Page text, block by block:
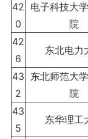
42
0
电子科技大
院
42
6
东北电力
43
2
东北师范大
院
43
5
东华理工